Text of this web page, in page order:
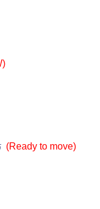
(Ready to move)